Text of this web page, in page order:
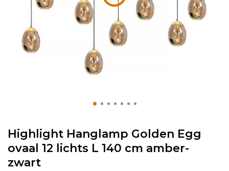
Highlight Hanglamp Golden Egg
ovaal 12 lichts L 140 cm amber-
zwart